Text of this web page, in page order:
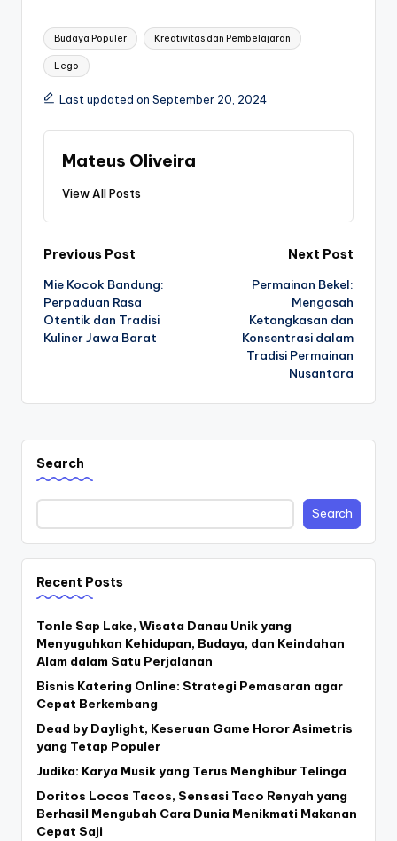
Tags:
Budaya Populer Kreativitas dan Pembelajaran
Lego
Last updated on September 20, 2024
Mateus Oliveira
View All Posts
Post
navigation
Previous Post
Mie Kocok Bandung:
Perpaduan Rasa
Otentik dan Tradisi
Kuliner Jawa Barat
Next Post
Permainan Bekel:
Mengasah
Ketangkasan dan
Konsentrasi dalam
Tradisi Permainan
Nusantara
Search
Search
Recent Posts
Tonle Sap Lake, Wisata Danau Unik yang
Menyuguhkan Kehidupan, Budaya, dan Keindahan
Alam dalam Satu Perjalanan
Bisnis Katering Online: Strategi Pemasaran agar
Cepat Berkembang
Dead by Daylight, Keseruan Game Horor Asimetris
yang Tetap Populer
Judika: Karya Musik yang Terus Menghibur Telinga
Doritos Locos Tacos, Sensasi Taco Renyah yang
Berhasil Mengubah Cara Dunia Menikmati Makanan
Cepat Saji